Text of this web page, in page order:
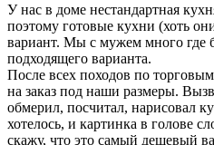
У нас в доме нестандартная
поэтому готовые кухни (хоть
вариант. Мы с мужем много где
подходящего варианта.
После всех походов по
на заказ под наши размеры.
обмерил, посчитал, нарисовал
хотелось, и картинка в голове
скажу, что это самый дешевый